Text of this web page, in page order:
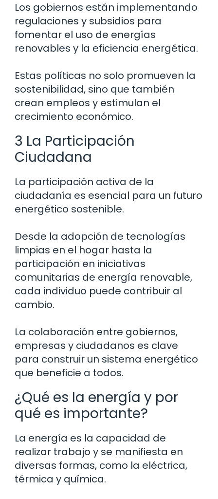
Los gobiernos están implementando
regulaciones y subsidios para
fomentar el uso de energías
renovables y la eficiencia energética.
Estas políticas no solo promueven la
sostenibilidad, sino que también
crean empleos y estimulan el
crecimiento económico.
3 La Participación
Ciudadana
La participación activa de la
ciudadanía es esencial para un futuro
energético sostenible.
Desde la adopción de tecnologías
limpias en el hogar hasta la
participación en iniciativas
comunitarias de energía renovable,
cada individuo puede contribuir al
cambio.
La colaboración entre gobiernos,
empresas y ciudadanos es clave
para construir un sistema energético
que beneficie a todos.
¿Qué es la energía y por
qué es importante?
La energía es la capacidad de
realizar trabajo y se manifiesta en
diversas formas, como la eléctrica,
térmica y química.